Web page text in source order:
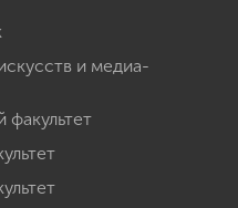
и медиа-
факультет